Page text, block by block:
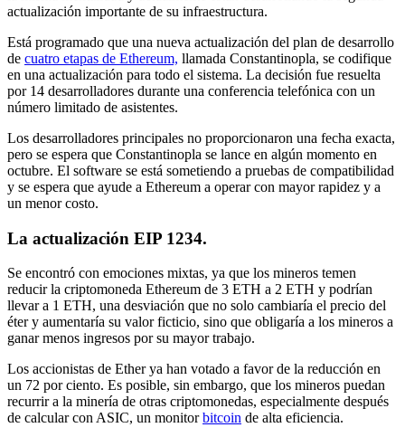
actualización importante de su infraestructura.
Está programado que una nueva actualización del plan de desarrollo
de cuatro etapas de Ethereum, llamada Constantinopla, se codifique
en una actualización para todo el sistema. La decisión fue resuelta
por 14 desarrolladores durante una conferencia telefónica con un
número limitado de asistentes.
Los desarrolladores principales no proporcionaron una fecha exacta,
pero se espera que Constantinopla se lance en algún momento en
octubre. El software se está sometiendo a pruebas de compatibilidad
y se espera que ayude a Ethereum a operar con mayor rapidez y a
un menor costo.
La actualización EIP 1234.
Se encontró con emociones mixtas, ya que los mineros temen
reducir la criptomoneda Ethereum de 3 ETH a 2 ETH y podrían
llevar a 1 ETH, una desviación que no solo cambiaría el precio del
éter y aumentaría su valor ficticio, sino que obligaría a los mineros a
ganar menos ingresos por su mayor trabajo.
Los accionistas de Ether ya han votado a favor de la reducción en
un 72 por ciento. Es posible, sin embargo, que los mineros puedan
recurrir a la minería de otras criptomonedas, especialmente después
de calcular con ASIC, un monitorbitcoin de alta eficiencia.